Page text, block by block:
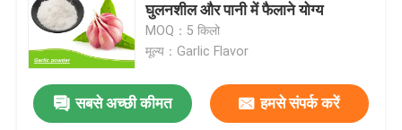
घुलनशील और पानी में फैलाने योग्य
MOQ：5 किलो
मूल्य：Garlic Flavor
सबसे अच्छी कीमत हमसे संपर्क करें